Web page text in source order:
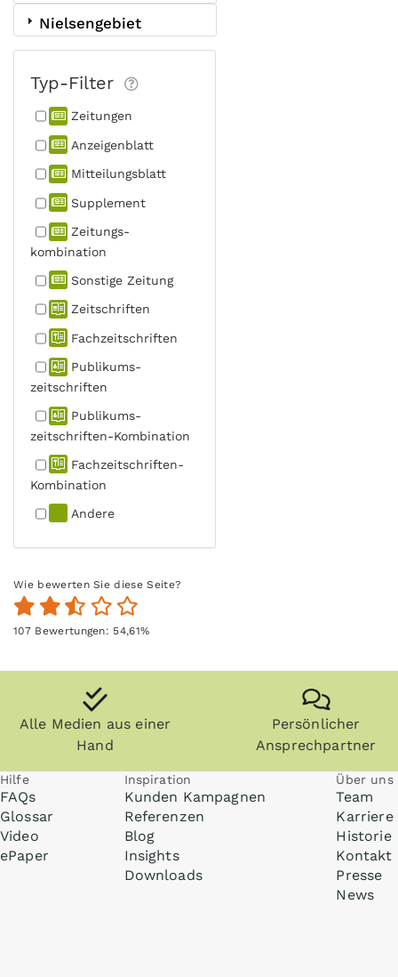
Nielsengebiet
Typ-Filter
Zeitungen
Anzeigen­blatt
Mitteilungs­blatt
Supplement
Zeitungs­
kombination
Sonstige Zeitung
Zeitschriften
Fachzeit­schriften
Publikums­
zeitschriften
Publikums­
zeitschriften-Kombination
Fachzeit­schriften-
Kombination
Andere
Wie bewerten Sie diese Seite?
107Bewertungen: 54,61%
Alle Medien aus einer
Hand
Persönlicher
Ansprechpartner
Hilfe
FAQs
Glossar
Video
ePaper
Inspiration
Kunden Kampagnen
Referenzen
Blog
Insights
Downloads
Über uns
Team
Karriere
Historie
Kontakt
Presse
News